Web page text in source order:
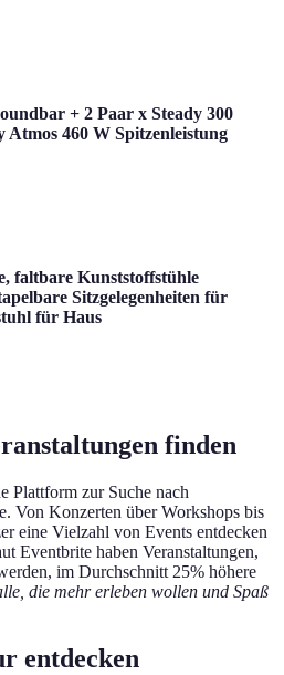
+ 2 Paar x Steady 300
460 W Spitzenleistung
faltbare Kunststoffstühle
Sitzgelegenheiten für
für Haus
finden
Plattform zur Suche nach
Von Konzerten über Workshops bis
eine Vielzahl von Events entdecken
Eventbrite haben Veranstaltungen,
im Durchschnitt 25% höhere
die mehr erleben wollen und Spaß
entdecken